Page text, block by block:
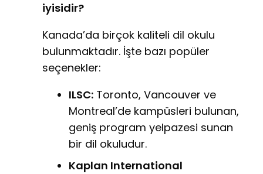
iyisidir?
Kanada’da birçok kaliteli dil okulu
bulunmaktadır. İşte bazı popüler
seçenekler:
ILSC: Toronto, Vancouver ve
Montreal’de kampüsleri bulunan,
geniş program yelpazesi sunan
bir dil okuludur.
Kaplan International